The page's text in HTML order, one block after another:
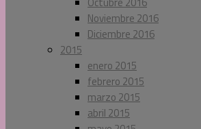
Noviembre 2016
Diciembre 2016
2015
enero 2015
febrero 2015
marzo 2015
abril 2015